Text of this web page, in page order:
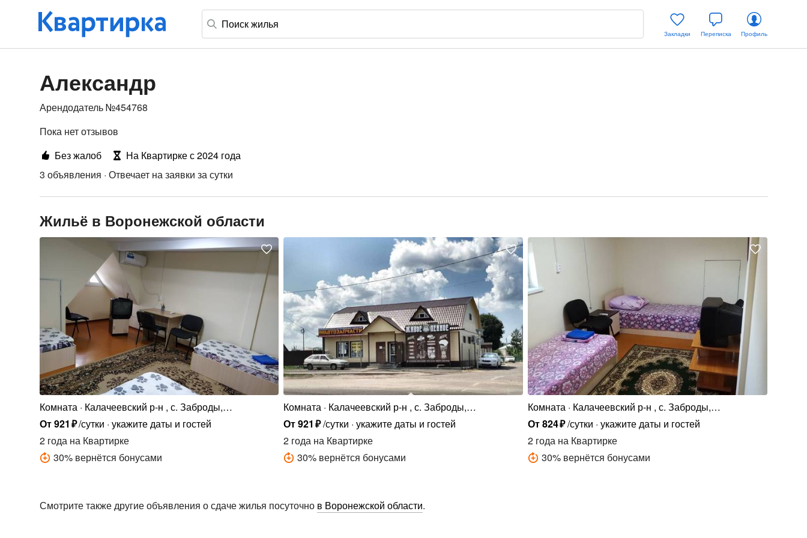
Закладки Переписка Профиль
Александр
Арендодатель №454768
Пока нет отзывов
Без жалоб
На Квартирке с 2024 года
3 объявления · Отвечает на заявки за сутки
Жильё в Воронежской области
Комната Калачеевский р-н , с. Заброды,
Заброденская ул., 32
От921 ₽/сутки укажите даты и гостей
2 годана Квартирке
30% вернётся бонусами
Комната Калачеевский р-н , с. Заброды,
Заброденская ул., 32
От921 ₽/сутки укажите даты и гостей
2 года на Квартирке
30% вернётся бонусами
Комната Калачеевский р-н , с. Заброды,
Заброденская ул., 32
От824₽/сутки укажите даты и гостей
2 года на Квартирке
30% вернётся бонусами
Смотрите также другие объявления о сдаче жилья посуточно в Воронежской области.